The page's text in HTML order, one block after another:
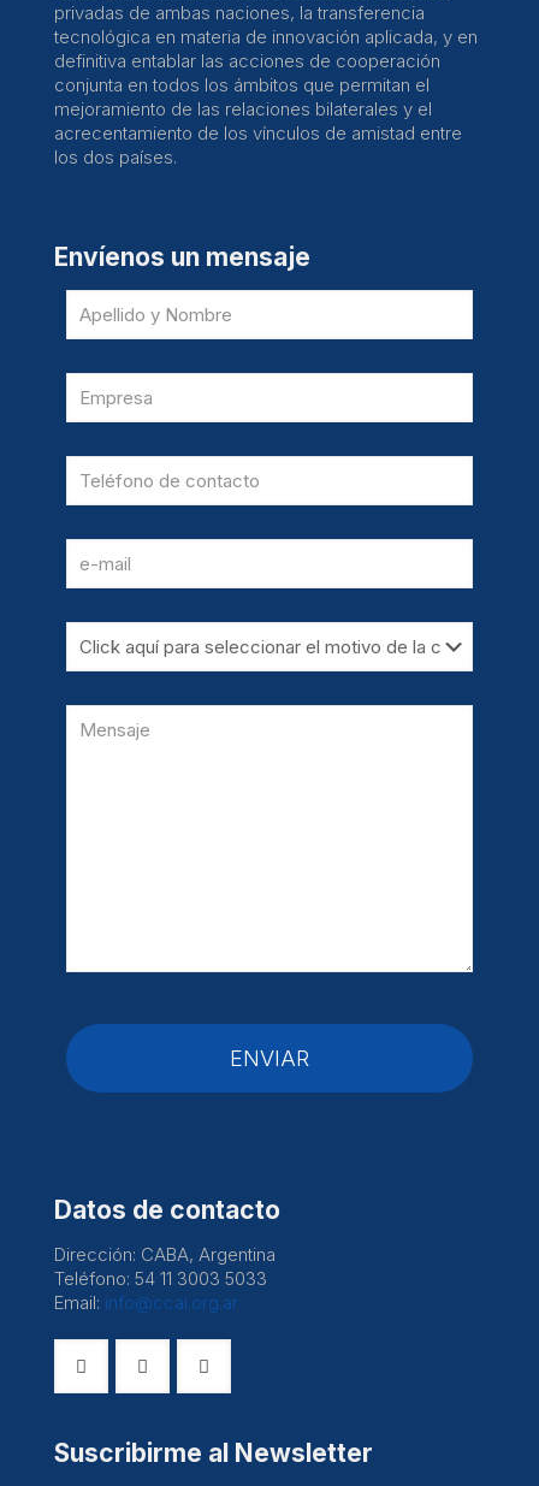
privadas de ambas naciones, la transferencia
tecnológica en materia de innovación aplicada, y en
definitiva entablar las acciones de cooperación
conjunta en todos los ámbitos que permitan el
mejoramiento de las relaciones bilaterales y el
acrecentamiento de los vínculos de amistad entre
los dos países.
Envíenos un mensaje
Datos de contacto
Dirección: CABA, Argentina
Teléfono: 54 11 3003 5033
Email: info@ccai.org.ar
Suscribirme al Newsletter